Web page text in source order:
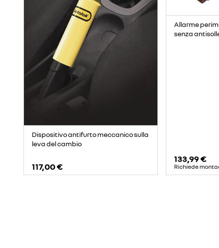
Dispositivo antifurto meccanico sulla
leva del cambio
117,00 €
Allarme
senza
133,99 €
Richiede